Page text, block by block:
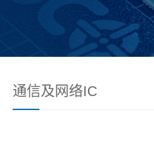
通信及网络IC